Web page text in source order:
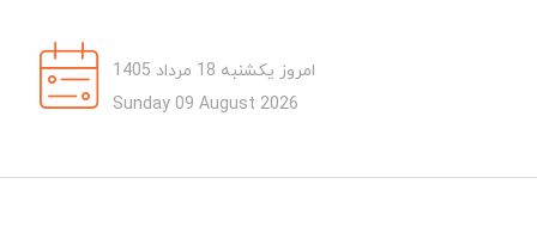
امروز یکشنبه 18 مرداد 1405
Sunday 09 August 2026